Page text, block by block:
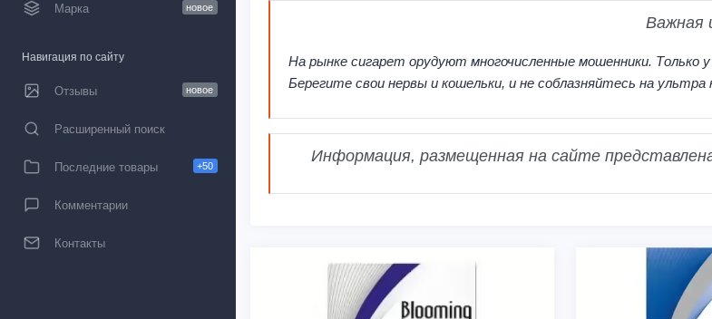
Марка новое
Навигация по сайту
Отзывы новое
Расширенный поиск
Последние товары +50
Комментарии
Контакты
Важная
На рынке сигарет орудуют многочисленные мошенники.
Берегите свои нервы и кошельки, и не соблазняйтесь на
Информация, размещенная на сайте